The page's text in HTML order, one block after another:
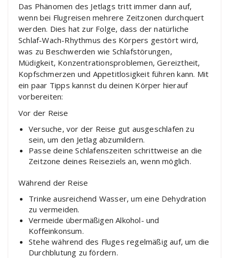
Das Phänomen des Jetlags tritt immer dann auf,
wenn bei Flugreisen mehrere Zeitzonen durchquert
werden. Dies hat zur Folge, dass der natürliche
Schlaf-Wach-Rhythmus des Körpers gestört wird,
was zu Beschwerden wie Schlafstörungen,
Müdigkeit, Konzentrationsproblemen, Gereiztheit,
Kopfschmerzen und Appetitlosigkeit führen kann. Mit
ein paar Tipps kannst du deinen Körper hierauf
vorbereiten:
Vor der Reise
Versuche, vor der Reise gut ausgeschlafen zu
sein, um den Jetlag abzumildern.
Passe deine Schlafenszeiten schrittweise an die
Zeitzone deines Reiseziels an, wenn möglich.
Während der Reise
Trinke ausreichend Wasser, um eine Dehydration
zu vermeiden.
Vermeide übermäßigen Alkohol- und
Koffeinkonsum.
Stehe während des Fluges regelmäßig auf, um die
Durchblutung zu fördern.